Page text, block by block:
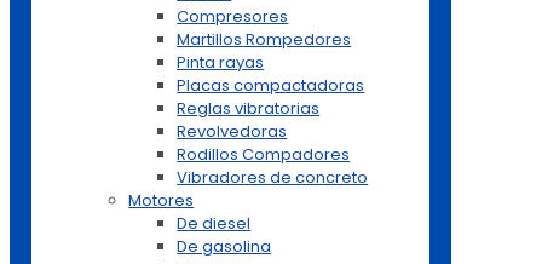
Compresores
Martillos Rompedores
Pinta rayas
Placas compactadoras
Reglas vibratorias
Revolvedoras
Rodillos Compadores
Vibradores de concreto
Motores
De diesel
De gasolina